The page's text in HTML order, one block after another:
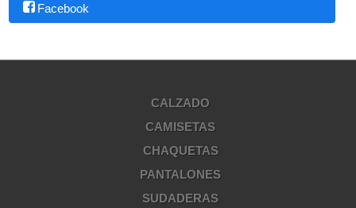
Facebook
CALZADO
CAMISETAS
CHAQUETAS
PANTALONES
SUDADERAS